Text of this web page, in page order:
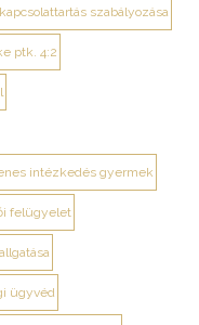
kapcsolattartás szabályozása
ptk. 4:2
intézkedés gyermek
felügyelet
ügyvéd